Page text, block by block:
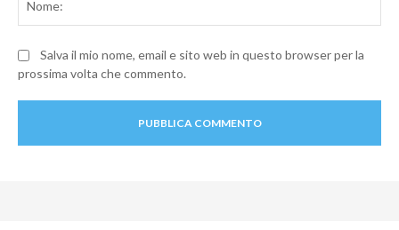
Salva il mio nome, email e sito web in questo browser per la
prossima volta che commento.